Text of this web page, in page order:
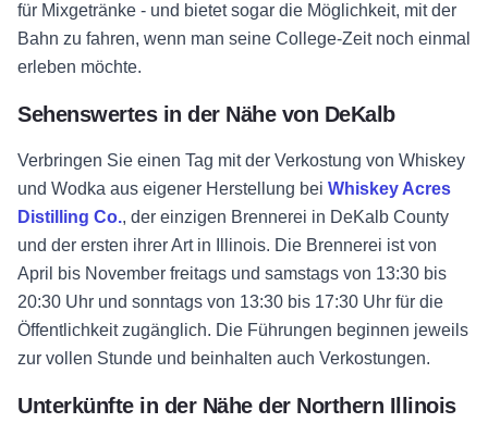
für Mixgetränke - und bietet sogar die Möglichkeit, mit der
Bahn zu fahren, wenn man seine College-Zeit noch einmal
erleben möchte.
Sehenswertes in der Nähe von DeKalb
Verbringen Sie einen Tag mit der Verkostung von Whiskey
und Wodka aus eigener Herstellung bei Whiskey Acres
Distilling Co., der einzigen Brennerei in DeKalb County
und der ersten ihrer Art in Illinois. Die Brennerei ist von
April bis November freitags und samstags von 13:30 bis
20:30 Uhr und sonntags von 13:30 bis 17:30 Uhr für die
Öffentlichkeit zugänglich. Die Führungen beginnen jeweils
zur vollen Stunde und beinhalten auch Verkostungen.
Unterkünfte in der Nähe der Northern Illinois